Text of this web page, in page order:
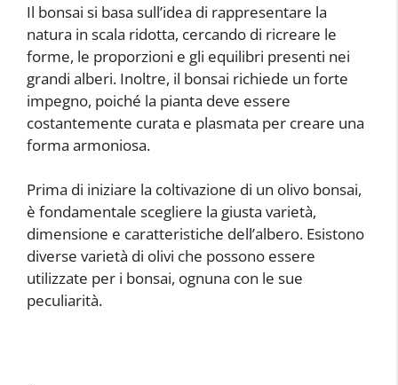
Il bonsai si basa sull’idea di rappresentare la
natura in scala ridotta, cercando di ricreare le
forme, le proporzioni e gli equilibri presenti nei
grandi alberi. Inoltre, il bonsai richiede un forte
impegno, poiché la pianta deve essere
costantemente curata e plasmata per creare una
forma armoniosa.
Prima di iniziare la coltivazione di un olivo bonsai,
è fondamentale scegliere la giusta varietà,
dimensione e caratteristiche dell’albero. Esistono
diverse varietà di olivi che possono essere
utilizzate per i bonsai, ognuna con le sue
peculiarità.